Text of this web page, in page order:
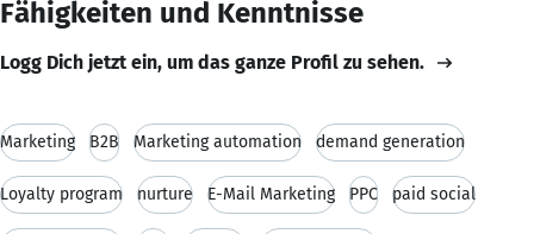
Fähigkeiten und Kenntnisse
Logg Dich jetzt ein, um das ganze Profil zu sehen.
Marketing B2B Marketing automation demand generation
Loyalty program nurture E-Mail Marketing PPC paid social